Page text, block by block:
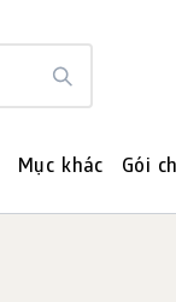
Mục khác Gói